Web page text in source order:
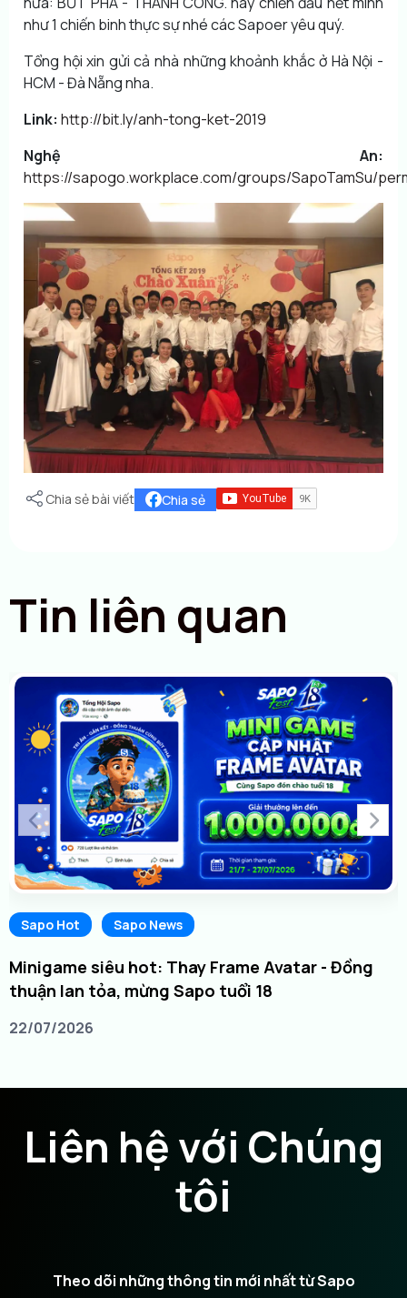
như 1 chiến binh thực sự nhé các Sapoer yêu quý.
Tổng hội xin gửi cả nhà những khoảnh khắc ở Hà Nội -
HCM - Đà Nẵng nha.
Link: http://bit.ly/anh-tong-ket-2019
Nghệ An:
https://sapogo.workplace.com/groups/SapoTamSu/
Chia sẻ bài viết Chia sẻ
Tin liên quan
Sapo Hot Sapo News
Minigame siêu hot: Thay Frame Avatar - Đồng
thuận lan tỏa, mừng Sapo tuổi 18
22/07/2026
Liên hệ với Chúng
tôi
Theo dõi những thông tin mới nhất từ Sapo